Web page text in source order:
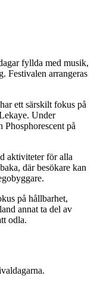
fyllda med musik,
Festivalen arrangeras
ett särskilt fokus på
Under
Phosphorescent på
aktiviteter för alla
där besökare kan
på hållbarhet,
annat ta del av
odla.